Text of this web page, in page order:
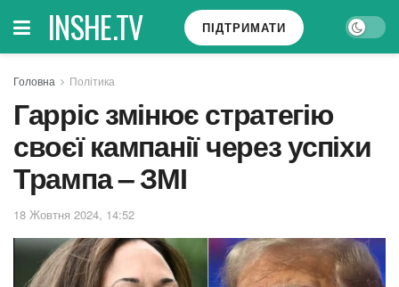
INSHE.TV ПІДТРИМАТИ
Головна Політика
Гарріс змінює стратегію
своєї кампанії через успіхи
Трампа – ЗМІ
18 Жовтня 2024, 14:52